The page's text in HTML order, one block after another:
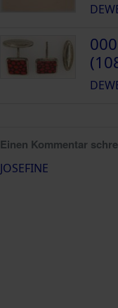
Einen Kommentar
JOSEFINE